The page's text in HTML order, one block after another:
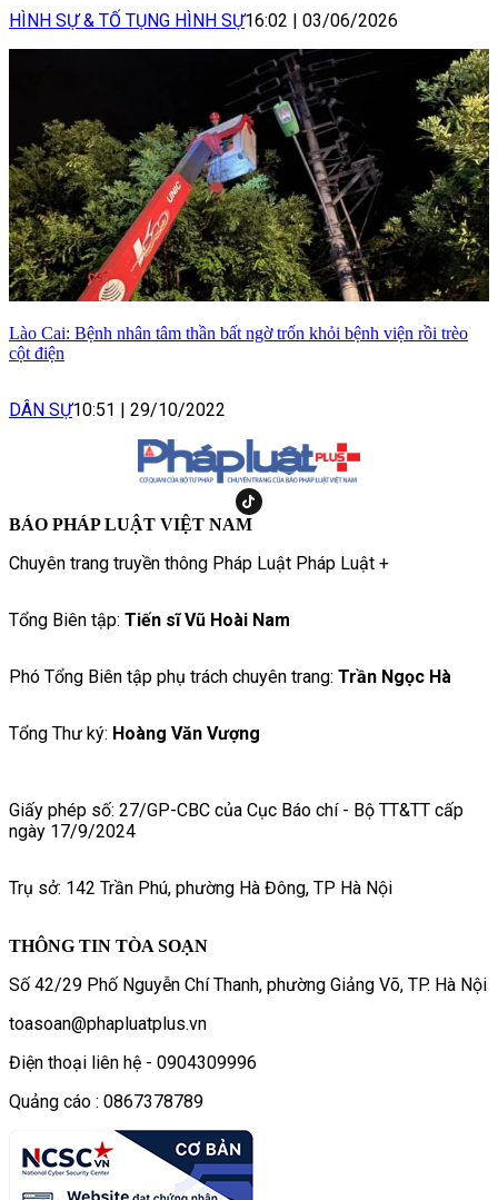
HÌNH SỰ & TỐ TỤNG HÌNH SỰ16:02 | 03/06/2026
Lào Cai: Bệnh nhân tâm thần bất ngờ trốn khỏi bệnh viện rồi trèo
cột điện
DÂN SỰ10:51 | 29/10/2022
BÁO PHÁP LUẬT VIỆT NAM
Chuyên trang truyền thông Pháp Luật Pháp Luật +
Tổng Biên tập: Tiến sĩ Vũ Hoài Nam
Phó Tổng Biên tập phụ trách chuyên trang: Trần Ngọc Hà
Tổng Thư ký: Hoàng Văn Vượng
Giấy phép số: 27/GP-CBC của Cục Báo chí - Bộ TT&TT cấp
ngày 17/9/2024
Trụ sở: 142 Trần Phú, phường Hà Đông, TP Hà Nội
THÔNG TIN TÒA SOẠN
Số 42/29 Phố Nguyễn Chí Thanh, phường Giảng Võ, TP. Hà Nội
toasoan@phapluatplus.vn
Điện thoại liên hệ - 0904309996
Quảng cáo : 0867378789